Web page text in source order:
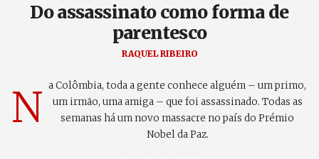
Do assassinato como forma de
parentesco
RAQUEL RIBEIRO
N a Colômbia, toda a gente conhece alguém – um primo,
um irmão, uma amiga – que foi assassinado. Todas as
semanas há um novo massacre no país do Prémio
Nobel da Paz.